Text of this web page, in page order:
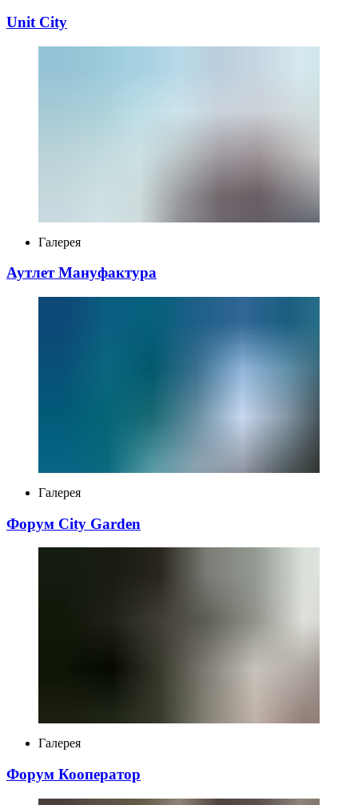
Unit City
Галерея
Аутлет Мануфактура
Переглянути більше
Галерея
Форум City Garden
Галерея
Форум Кооператор